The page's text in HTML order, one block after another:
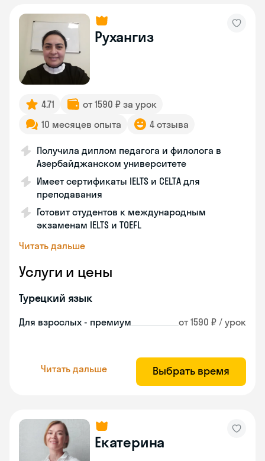
Рухангиз
4.71
от 1590 ₽ за урок
10 месяцев опыта
4 отзыва
Получила диплом педагога и филолога в
Азербайджанском университете
Имеет сертификаты IELTS и CELTA для
преподавания
Готовит студентов к международным
экзаменам IELTS и TOEFL
Читать дальше
Услуги и цены
Турецкий язык
Для взрослых - премиум от 1590 ₽ / урок
Читать дальше Выбрать время
Екатерина